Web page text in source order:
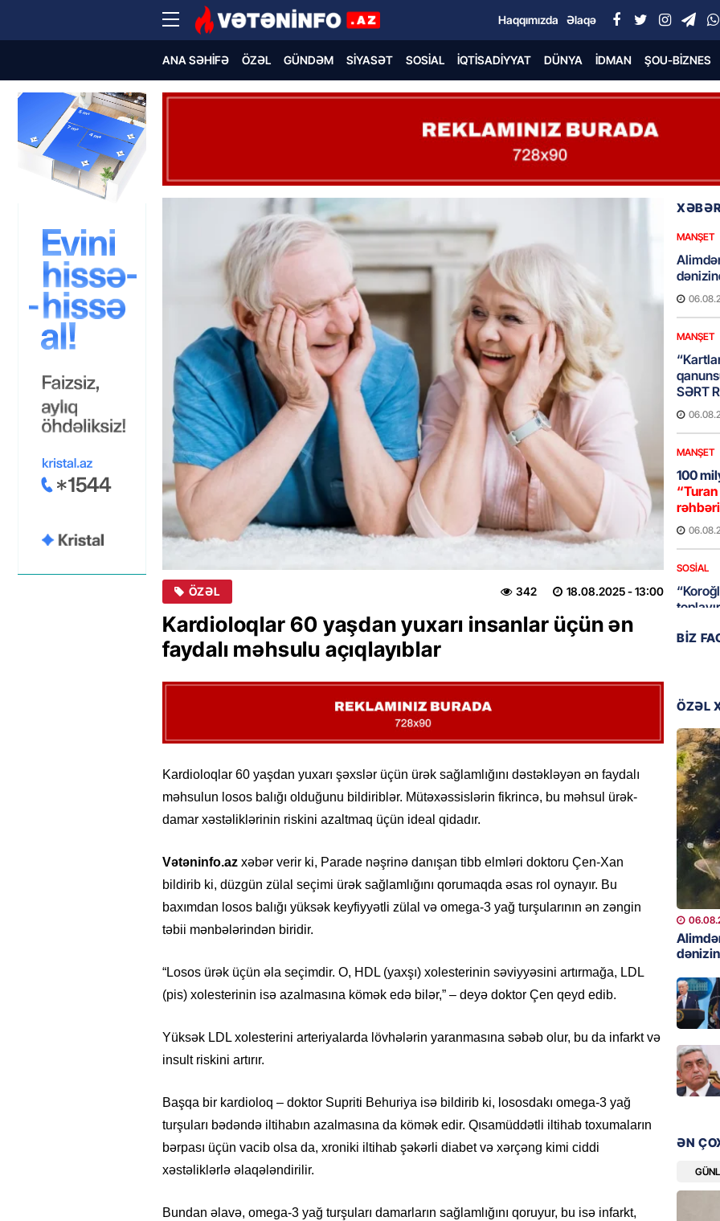
Haqqımızda Əlaqə
ANA SƏHIFƏ ÖZƏL GÜNDƏM SIYASƏT SOSIAL İQTISADIYYAT DÜNYA İDMAN ŞOU-BIZNES
ÖZƏL 18.08.2025- 13:00
342
Kardioloqlar 60 yaşdan yuxarı insanlar üçün ən
faydalı məhsulu açıqlayıblar
Kardioloqlar 60 yaşdan yuxarı şəxslər üçün ürək sağlamlığını dəstəkləyən ən faydalı
məhsulun losos balığı olduğunu bildiriblər. Mütəxəssislərin fikrincə, bu məhsul ürək-
damar xəstəliklərinin riskini azaltmaq üçün ideal qidadır.
Vətəninfo.az xəbər verir ki, Parade nəşrinə danışan tibb elmləri doktoru Çen-Xan
bildirib ki, düzgün zülal seçimi ürək sağlamlığını qorumaqda əsas rol oynayır. Bu
baxımdan losos balığı yüksək keyfiyyətli zülal və omega-3 yağ turşularının ən zəngin
təbii mənbələrindən biridir.
“Losos ürək üçün əla seçimdir. O, HDL (yaxşı) xolesterinin səviyyəsini artırmağa, LDL
(pis) xolesterinin isə azalmasına kömək edə bilər,” – deyə doktor Çen qeyd edib.
Yüksək LDL xolesterini arteriyalarda lövhələrin yaranmasına səbəb olur, bu da infarkt və
insult riskini artırır.
Başqa bir kardioloq – doktor Supriti Behuriya isə bildirib ki, lososdakı omega-3 yağ
turşuları bədəndə iltihabın azalmasına da kömək edir. Qısamüddətli iltihab toxumaların
bərpası üçün vacib olsa da, xroniki iltihab şəkərli diabet və xərçəng kimi ciddi
xəstəliklərlə əlaqələndirilir.
Bundan əlavə, omega-3 yağ turşuları damarların sağlamlığını qoruyur, bu isə infarkt,
MANŞET
MANŞET
SƏRT
MANŞET
100
rəhbəri
SOSIAL
GÜNDƏM
etdiyi
DOSYE
GÜNDƏM
David
bağlı
DÜNYA
əl-
BIZ
ÖZƏL
ƏN